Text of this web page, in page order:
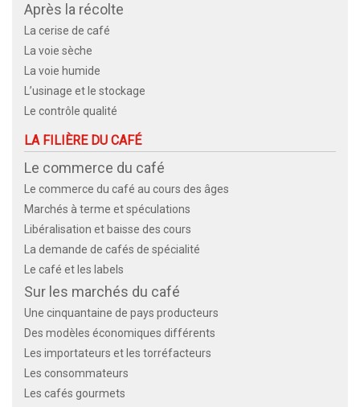
Après la récolte
La cerise de café
La voie sèche
La voie humide
L’usinage et le stockage
Le contrôle qualité
LA FILIÈRE DU CAFÉ
Le commerce du café
Le commerce du café au cours des âges
Marchés à terme et spéculations
Libéralisation et baisse des cours
La demande de cafés de spécialité
Le café et les labels
Sur les marchés du café
Une cinquantaine de pays producteurs
Des modèles économiques différents
Les importateurs et les torréfacteurs
Les consommateurs
Les cafés gourmets